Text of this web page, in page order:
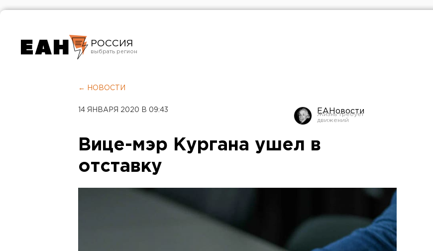
РОССИЯ
Челябинск
← НОВОСТИ
14 ЯНВАРЯ 2020 В 09:43 ЕАНовости
Вице-мэр Кургана ушел в
отставку